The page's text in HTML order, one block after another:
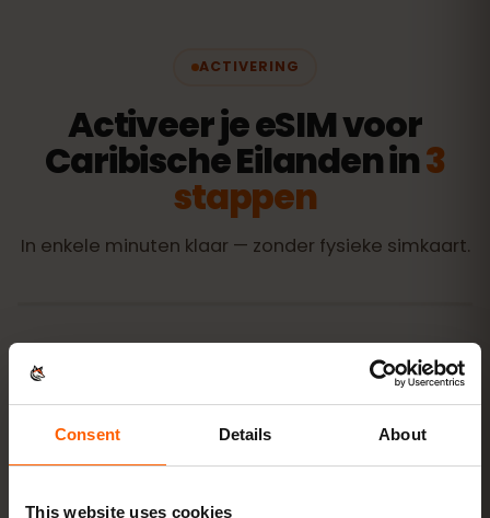
Consent Details About
This website uses cookies
ACTIVERING
Activeer je eSIM voor
Caribische Eilanden in3
stappen
In enkele minuten klaar — zonder fysieke simkaart.
QR-code direct per e‑mail
Installeer de eSIM
via wifi